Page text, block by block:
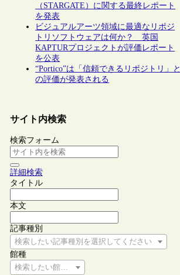
（STARGATE）に関する最終レポート
を発表
ビジュアルアーツ領域に最適なリポジ
トリソフトウェアは何か？ 英国
KAPTURプロジェクトが評価レポート
を公表
“Portico”は「信頼できるリポジトリ」と
の評価が発表される
サイト内検索
検索フォーム
詳細検索
タイトル
本文
記事種別
検索したい記事種別を選択してください
館種
検索したい館種を選択してください